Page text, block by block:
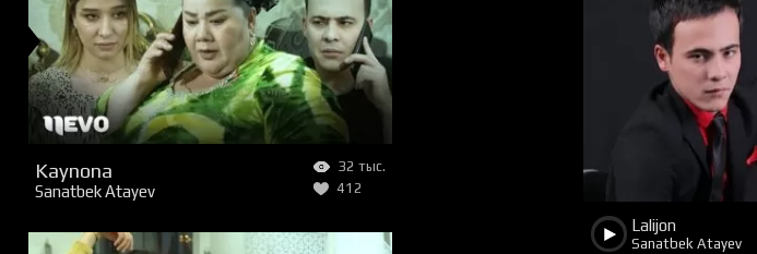
32 тыс.
412
Kaynona
Sanatbek Atayev
1633 400
Lalijon
Sanatbek Atayev